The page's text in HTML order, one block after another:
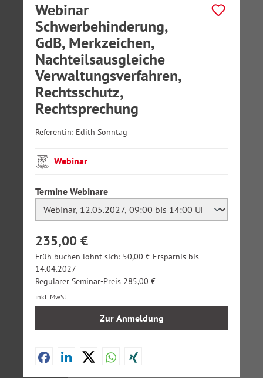
Webinar
Schwerbehinderung,
GdB, Merkzeichen,
Nachteilsausgleiche
Verwaltungsverfahren,
Rechtsschutz,
Rechtsprechung
Referentin: Edith Sonntag
Webinar
Termine Webinareauswählen
235,00 €
Früh buchen lohnt sich: 50,00 € Ersparnis bis
14.04.2027
Regulärer Seminar-Preis 285,00 €
inkl. MwSt.
Zur Anmeldung